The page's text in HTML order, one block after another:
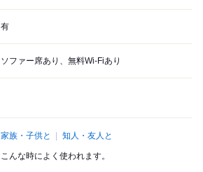
有
ソファー席あり、無料Wi-Fiあり
家族・子供と 知人・友人と
こんな時によく使われます。